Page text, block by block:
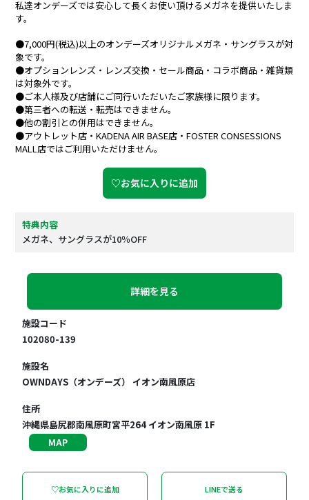
私達オンデーズでは安心して長くお使い頂けるメガネを提供いたしま
す。
●7,000円(税込)以上のオンデーズオリジナルメガネ・サングラスが対
象です。
●オプションレンズ・レンズ交換・セール商品・コラボ商品・雑貨類
は対象外です。
●ご本人様及び店舗にご同行いただいたご家族様に限ります。
●第三者への転送・転売はできません。
●他の割引との併用はできません。
●アウトレット店・KADENA AIR BASE店・FOSTER CONSESSIONS
MALL店ではご利用いただけません。
♡お気に入りに追加
特典内容
メガネ、サングラスが10％OFF
詳細を見る
施設コード
102080-139
施設名
OWNDAYS（オンデーズ） イオン南風原店
住所
沖縄県島尻郡南風原町宮平264 イオン南風原 1F
MAP
♡お気に入りに追加 LINEで送る